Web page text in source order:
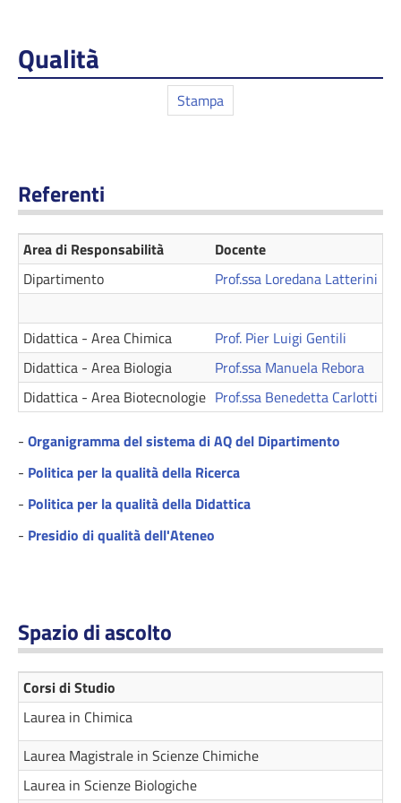
Qualità
Stampa
Referenti
Area di Responsabilità Docente
Dipartimento
Prof.ssa Loredana Latterini
Didattica - Area Chimica Prof. Pier Luigi Gentili
Didattica - Area Biologia
Prof.ssa Manuela Rebora
Didattica - Area Biotecnologie Prof.ssa Benedetta Carlotti
- Organigramma del sistema di AQ del Dipartimento
- Politica per la qualità della Ricerca
- Politica per la qualità della Didattica
- Presidio di qualità dell'Ateneo
Spazio di ascolto
Corsi di Studio
Laurea in Chimica
Laurea Magistrale in Scienze Chimiche
Laurea in Scienze Biologiche